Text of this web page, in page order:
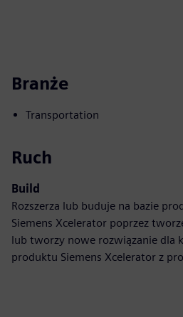
Branże
Transportation
Ruch
Build
Rozszerza lub buduje na bazie
Siemens Xcelerator poprzez
lub tworzy nowe rozwiązanie dla
produktu Siemens Xcelerator z